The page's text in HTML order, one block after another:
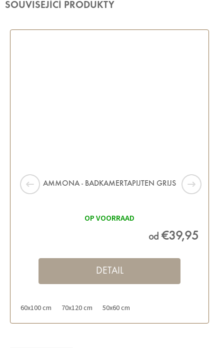
SOUVISEJÍCÍ PRODUKTY
AMMONA - BADKAMERTAPIJTEN GRIJS
OP VOORRAAD
od €39,95
DETAIL
60x100 cm 70x120 cm 50x60 cm